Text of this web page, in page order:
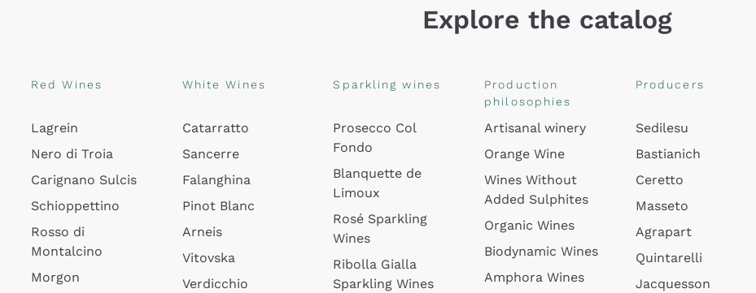
Explore the catalog
Red Wines
Lagrein
Nero di Troia
Carignano Sulcis
Schioppettino
Rosso di
Montalcino
Morgon
White Wines
Catarratto
Sancerre
Falanghina
Pinot Blanc
Arneis
Vitovska
Verdicchio
Sparkling wines
Prosecco Col
Fondo
Blanquette de
Limoux
Rosé Sparkling
Wines
Ribolla Gialla
Sparkling Wines
Production
philosophies
Artisanal winery
Orange Wine
Wines Without
Added Sulphites
Organic Wines
Biodynamic Wines
Amphora Wines
Producers
Sedilesu
Bastianich
Ceretto
Masseto
Agrapart
Quintarelli
Jacquesson